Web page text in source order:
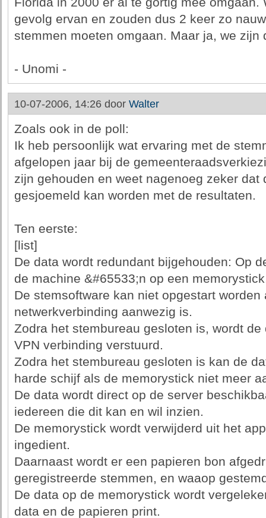
gevolg ervan en zouden dus 2 keer zo
stemmen moeten omgaan. Maar ja, we zijn
- Unomi -
10-07-2006, 14:26 door Walter
Zoals ook in de poll:
Ik heb persoonlijk wat ervaring met de
afgelopen jaar bij de
zijn gehouden en weet nagenoeg zeker dat
gesjoemeld kan worden met de resultaten.
Ten eerste:
[list]
De data wordt redundant bijgehouden: Op
de machine &#65533;n op een
De stemsoftware kan niet opgestart worden
netwerkverbinding aanwezig is.
Zodra het stembureau gesloten is, wordt de
VPN verbinding verstuurd.
Zodra het stembureau gesloten is kan de
harde schijf als de memorystick niet meer
De data wordt direct op de server
iedereen die dit kan en wil inzien.
De memorystick wordt verwijderd uit het
ingedient.
Daarnaast wordt er een papieren bon
geregistreerde stemmen, en waaop
De data op de memorystick wordt
data en de papieren print.